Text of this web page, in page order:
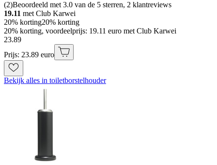
(2)Beoordeeld met 3.0 van de 5 sterren, 2 klantreviews
19.11 met Club Karwei
20% korting20% korting
20% korting, voordeelprijs: 19.11 euro met Club Karwei
23.89
Prijs: 23.89 euro
Bekijk alles in toiletborstelhouder